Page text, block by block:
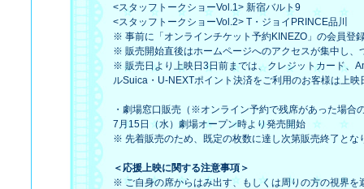
<スタッフトークショーVol.1> 新宿バルト9
<スタッフトークショーVol.2> T・ジョイPRINCE品川
※ 事前に「オンラインチケット予約KINEZO」の会員登
※ 販売開始直後はホームページへのアクセスが集中し
※ 販売日より上映日3日前までは、クレジットカード、
ルSuica・U-NEXTポイント決済をご利用のお客様は上
・劇場窓口販売（※オンライン予約で残席があった場合
7月15日（水）劇場オープン時より発売開始
※ 先着販売のため、既定の枚数に達し次第販売終了とな
＜応援上映に関する注意事項＞
※ ご自身の席からはみ出す、もしくは周りの方の視界